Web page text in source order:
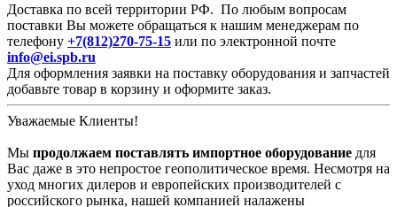
Доставка по всей территории РФ. По любым вопросам
поставки Вы можете обращаться к нашим менеджерам по
телефону +7(812)270-75-15 или по электронной почте
info@ei.spb.ru
Для оформления заявки на поставку оборудования и запчастей
добавьте товар в корзину и оформите заказ.
Уважаемые Клиенты!
Мы продолжаем поставлять импортное оборудование для
Вас даже в это непростое геополитическое время. Несмотря на
уход многих дилеров и европейских производителей с
российского рынка, нашей компанией налажены